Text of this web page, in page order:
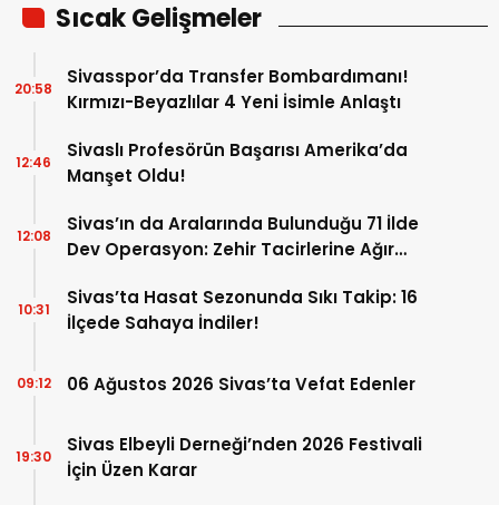
Sıcak Gelişmeler
Sivasspor’da Transfer Bombardımanı!
Kırmızı-Beyazlılar 4 Yeni İsimle Anlaştı
20:58
Sivaslı Profesörün Başarısı Amerika’da
Manşet Oldu!
12:46
Sivas’ın da Aralarında Bulunduğu 71 İlde
Dev Operasyon: Zehir Tacirlerine Ağır
12:08
Sivas’ta Hasat Sezonunda Sıkı Takip: 16
İlçede Sahaya İndiler!
10:31
06 Ağustos 2026 Sivas’ta Vefat Edenler
09:12
Sivas Elbeyli Derneği’nden 2026 Festivali
İçin Üzen Karar
19:30